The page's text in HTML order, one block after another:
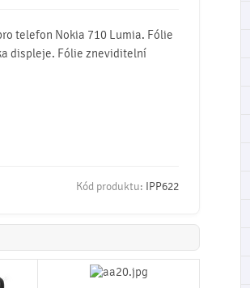
telefon Nokia 710 Lumia. Fólie
displeje. Fólie zneviditelní
Kód produktu: IPP622